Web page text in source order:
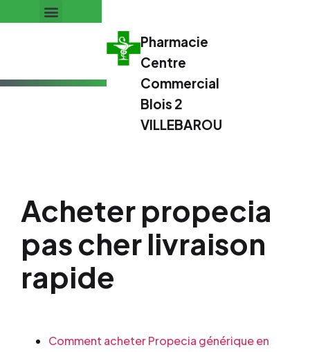
Pharmacie
Centre
Commercial
Blois 2
VILLEBAROU
Acheter propecia
pas cher livraison
rapide
Comment acheter Propecia générique en